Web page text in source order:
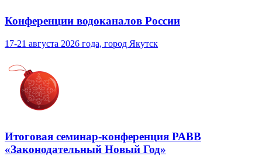
Конференции водоканалов России
17-21 августа 2026 года, город Якутск
Итоговая семинар-конференция РАВВ
«Законодательный Новый Год»